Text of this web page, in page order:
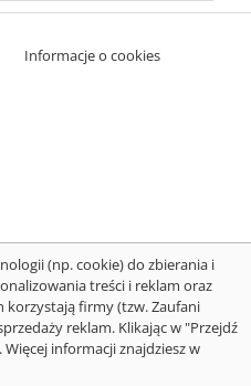
Informacje o cookies
(np. cookie) do zbierania i
treści i reklam oraz
korzystają firmy (tzw. Zaufani
reklam. Klikając w "Przejdź
informacji znajdziesz w